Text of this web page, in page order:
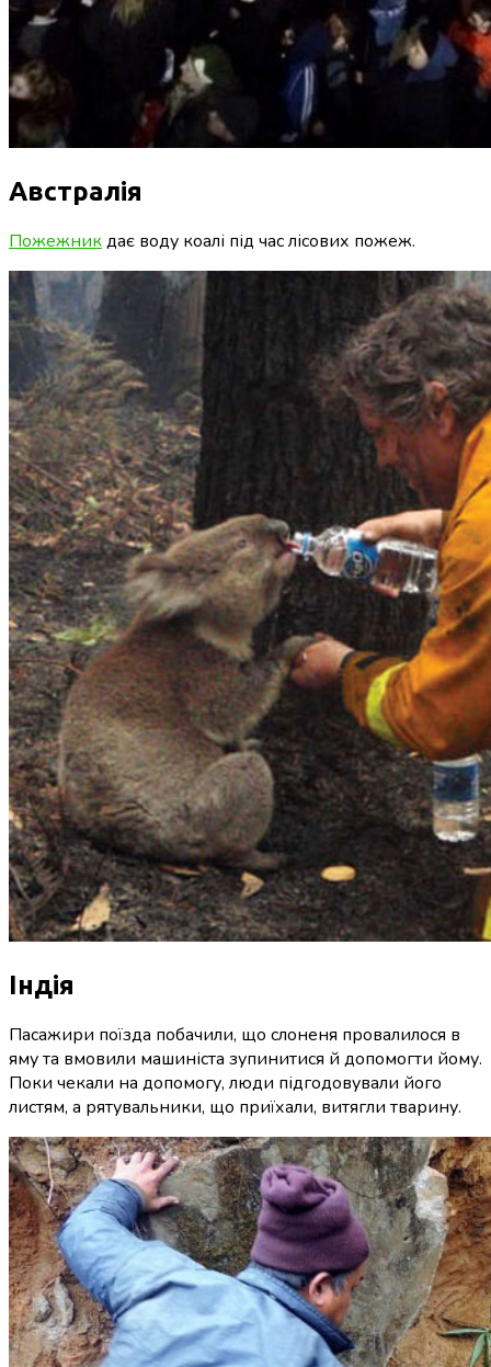
Австралія
Пожежникдає воду коалі під час лісових пожеж.
Індія
Пасажири поїзда побачили, що слоненя провалилося в
яму та вмовили машиніста зупинитися й допомогти йому.
Поки чекали на допомогу, люди підгодовували його
листям, а рятувальники, що приїхали, витягли тварину.